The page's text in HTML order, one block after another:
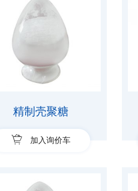
精制壳聚糖
加入询价车